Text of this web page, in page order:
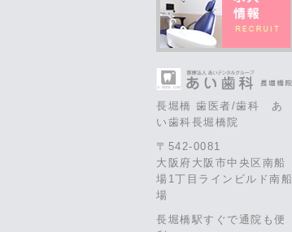
長堀橋 歯医者/歯科 あ
い歯科長堀橋院
〒542-0081
大阪府大阪市中央区南船
場1丁目ラインビルド南船
場
長堀橋駅すぐで通院も便